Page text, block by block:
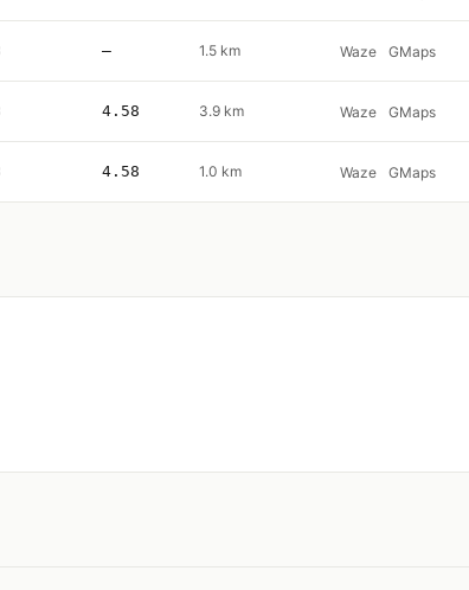
— 1.5 km Waze GMaps
4.58 3.9 km Waze GMaps
4.58 1.0 km Waze GMaps